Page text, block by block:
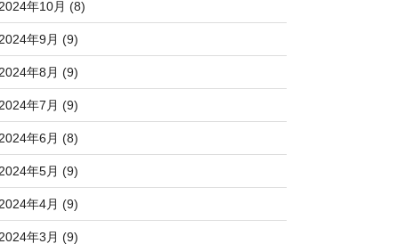
2024年10月 (8)
2024年9月 (9)
2024年8月 (9)
2024年7月 (9)
2024年6月 (8)
2024年5月 (9)
2024年4月 (9)
2024年3月 (9)